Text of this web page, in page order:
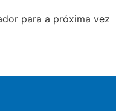
para a próxima vez